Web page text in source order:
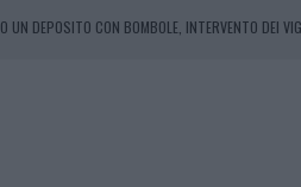
UN DEPOSITO CON BOMBOLE, INTERVENTO DEI